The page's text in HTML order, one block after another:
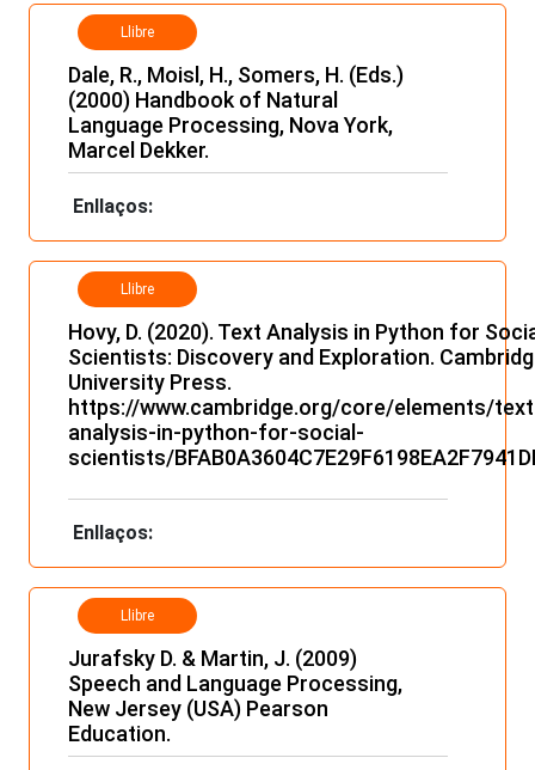
Llibre
Dale, R., Moisl, H., Somers, H. (Eds.)
(2000) Handbook of Natural
Language Processing, Nova York,
Marcel Dekker.
Enllaços:
Llibre
Hovy, D. (2020). Text Analysis in Python for
Scientists: Discovery and Exploration.
University Press.
https://www.cambridge.org/core/elements/
analysis-in-python-for-social-
scientists/
Enllaços:
Llibre
Jurafsky D. & Martin, J. (2009)
Speech and Language Processing,
New Jersey (USA) Pearson
Education.